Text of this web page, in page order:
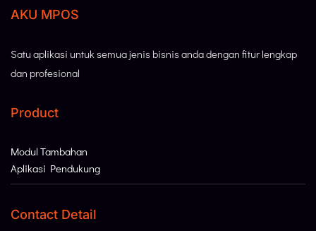
AKU MPOS
Satu aplikasi untuk semua jenis bisnis anda dengan fitur lengkap
dan profesional
Product
Modul Tambahan
Aplikasi Pendukung
Contact Detail